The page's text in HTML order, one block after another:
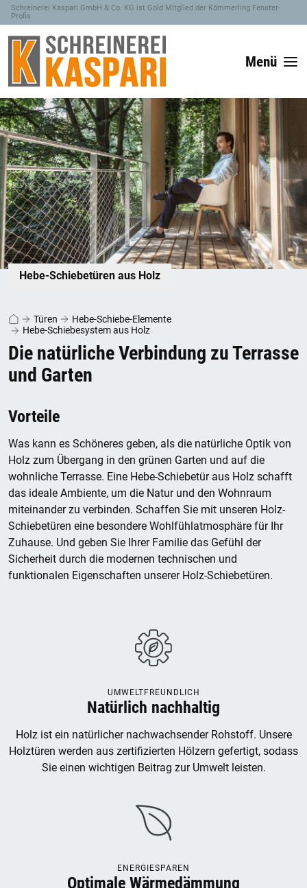
Schreinerei Kaspari GmbH & Co. KG ist Gold Mitglied der Kömmerling Fenster-
Profis
Menü
Hebe-Schiebetüren aus Holz
Türen
Hebe-Schiebe-Elemente
Hebe-Schiebesystem aus Holz
Die natürliche Verbindung zu Terrasse
und Garten
Vorteile
Was kann es Schöneres geben, als die natürliche Optik von
Holz zum Übergang in den grünen Garten und auf die
wohnliche Terrasse. Eine Hebe-Schiebetür aus Holz schafft
das ideale Ambiente, um die Natur und den Wohnraum
miteinander zu verbinden. Schaffen Sie mit unseren Holz-
Schiebetüren eine besondere Wohlfühlatmosphäre für Ihr
Zuhause. Und geben Sie Ihrer Familie das Gefühl der
Sicherheit durch die modernen technischen und
funktionalen Eigenschaften unserer Holz-Schiebetüren.
UMWELTFREUNDLICH
Natürlich nachhaltig
Holz ist ein natürlicher nachwachsender Rohstoff. Unsere
Holztüren werden aus zertifizierten Hölzern gefertigt, sodass
Sie einen wichtigen Beitrag zur Umwelt leisten.
ENERGIESPAREN
Optimale Wärmedämmung